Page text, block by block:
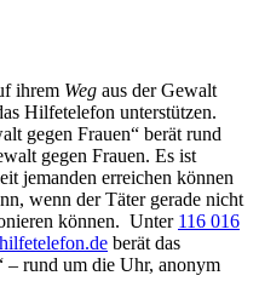
ihrem Weg aus der Gewalt
Hilfetelefon unterstützen.
gegen Frauen“ berät rund
gegen Frauen. Es ist
jemanden erreichen können
wenn der Täter gerade nicht
können. Unter 116 016
berät das
– rund um die Uhr, anonym